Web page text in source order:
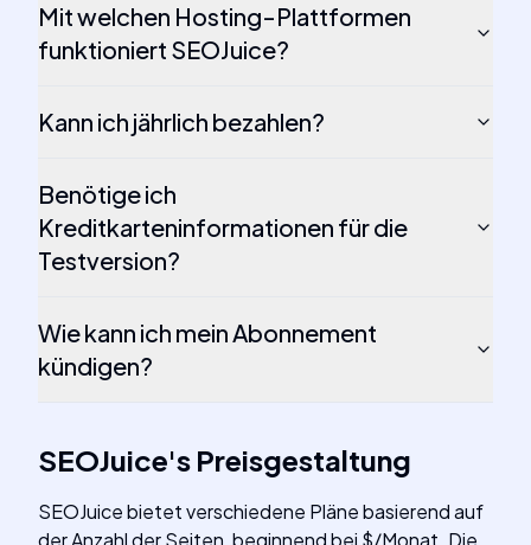
Mit welchen Hosting-Plattformen
funktioniert SEOJuice?
Kann ich jährlich bezahlen?
Benötige ich
Kreditkarteninformationen für die
Testversion?
Wie kann ich mein Abonnement
kündigen?
SEOJuice's Preisgestaltung
SEOJuice bietet verschiedene Pläne basierend auf
der Anzahl der Seiten, beginnend bei $/Monat. Die